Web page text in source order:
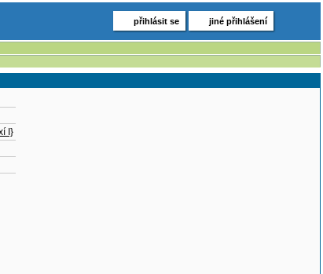
přihlásit se jiné přihlášení
I}